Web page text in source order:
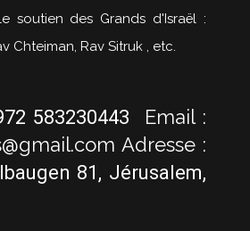
soutien des Grands d'Israël :
Chteiman, Rav Sitruk , etc.
583230443 Email :
Adresse :
81, Jérusalem,